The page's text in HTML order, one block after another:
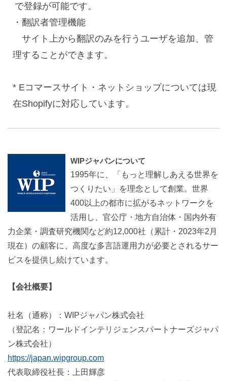
で登録が可能です。
・翻訳者管理機能
サイト上から翻訳のみを行うユーザを追加、管
理することができます。
* Eコマースサイト・ネットショップについては現
在Shopifyに対応しています。
WIPジャパンについて
1995年に、「もっと理解しあえる世界を
つくりたい」を理念として創業。世界
400以上の都市に拡がるネットワークを
活用し、官公庁・地方自治体・国内外有
力企業・調査研究機関など約12,000社（累計・2023年2月
現在）の顧客に、高度な多言語運用力が必要とされるサー
ビスを提供し続けています。
【会社概要】
社名（通称）： WIPジャパン株式会社
（登記名：ワールドインテリジェンスパートナーズジャパ
ン株式会社）
https://japan.wipgroup.com
代表取締役社長：上田輝彦